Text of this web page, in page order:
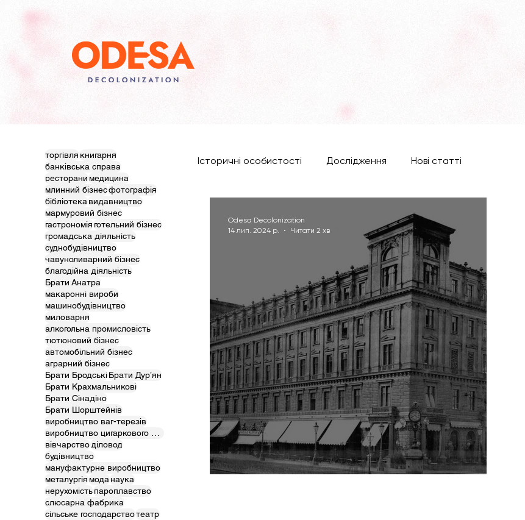
торгівля книгарня
банківська справа
ресторанимедицина
млинний бізнесфотографія
бібліотека видавництво
мармуровий бізнес
гастрономіяготельний бізнес
громадська діяльність
суднобудівництво
чавуноливарний бізнес
благодійна діяльність
Брати Анатра
макаронні вироби
машинобудівництво
миловарня
алкогольна промисловість
тютюновий бізнес
автомобільний бізнес
аграрний бізнес
Брати Бродські Брати Дурʼян
Брати Крахмальникові
Брати Сінадіно
Брати Шорштейнів
виробництво ваг-терезів
вівчарство діловод
будівництво
мануфактурне виробництво
металургіямоданаука
нерухомістьпароплавство
слюсарна фабрика
сільське господарствотеатр
Історичні особистості Дослідження Нові статті
Odesa Decolonization
14 лип. 2024 р.
Читати 2 хв